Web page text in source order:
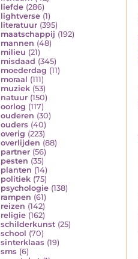
liefde (286)
lightverse (1)
literatuur (395)
maatschappij (192)
mannen (48)
milieu (21)
misdaad (345)
moederdag (11)
moraal (111)
muziek (53)
natuur (150)
oorlog (117)
ouderen (30)
ouders (40)
overig (223)
overlijden (88)
partner (56)
pesten (35)
planten (14)
politiek (75)
psychologie (138)
rampen (61)
reizen (142)
religie (162)
schilderkunst (25)
school (70)
sinterklaas (19)
sms (6)